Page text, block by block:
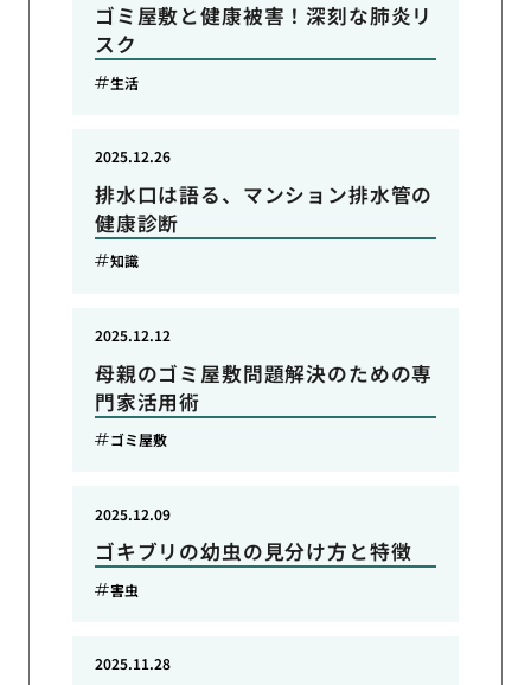
ゴミ屋敷と健康被害！深刻な肺炎リ
スク
生活
排水口は語る、マンション排水管の
健康診断
2025.12.26
知識
母親のゴミ屋敷問題解決のための専
門家活用術
2025.12.12
ゴミ屋敷
ゴキブリの幼虫の見分け方と特徴
2025.12.09
害虫
2025.11.28